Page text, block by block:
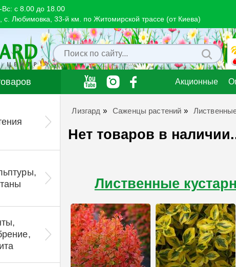
Вс: с 8.00 до 18.00
с. Любимовка, 33-й км. по Житомирской трассе (от Киева)
Акционные
Лизгард » Саженцы растений »
Нет товаров в
Лиственные